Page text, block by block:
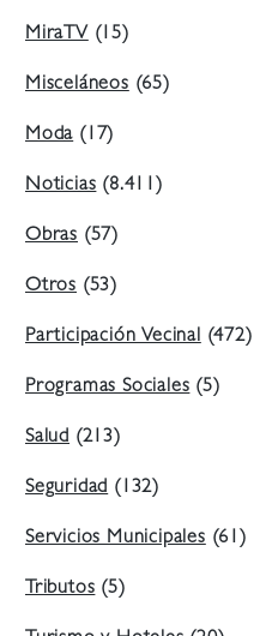
MiraTV(15)
Misceláneos(65)
Moda(17)
Noticias(8.411)
Obras (57)
Otros (53)
Participación Vecinal(472)
Programas Sociales(5)
Salud (213)
Seguridad(132)
Servicios Municipales(61)
Tributos(5)